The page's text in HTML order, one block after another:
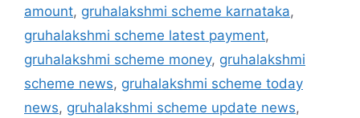
amount, gruhalakshmi scheme karnataka,
gruhalakshmi scheme latest payment,
gruhalakshmi scheme money, gruhalakshmi
scheme news, gruhalakshmi scheme today
news, gruhalakshmi scheme update news,